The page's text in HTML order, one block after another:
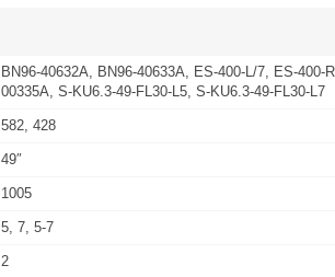
BN96-40632A, BN96-40633A, ES-400-L/7, ES-400-
00335A, S-KU6.3-49-FL30-L5, S-KU6.3-49-FL30-L7
582, 428
49″
1005
5, 7, 5-7
2